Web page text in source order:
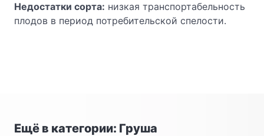
Недостатки сорта: низкая транспортабельность
плодов в период потребительской спелости.
Ещё в категории: Груша